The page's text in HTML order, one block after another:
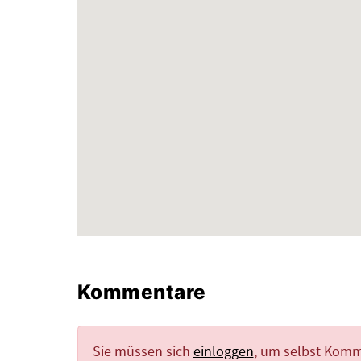
Kommentare
Sie müssen sich einloggen, um selbst